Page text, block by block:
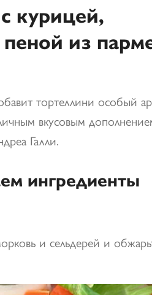
курицей,
из
тортеллини особый
вкусовым
Галли.
ингредиенты
и сельдерей и